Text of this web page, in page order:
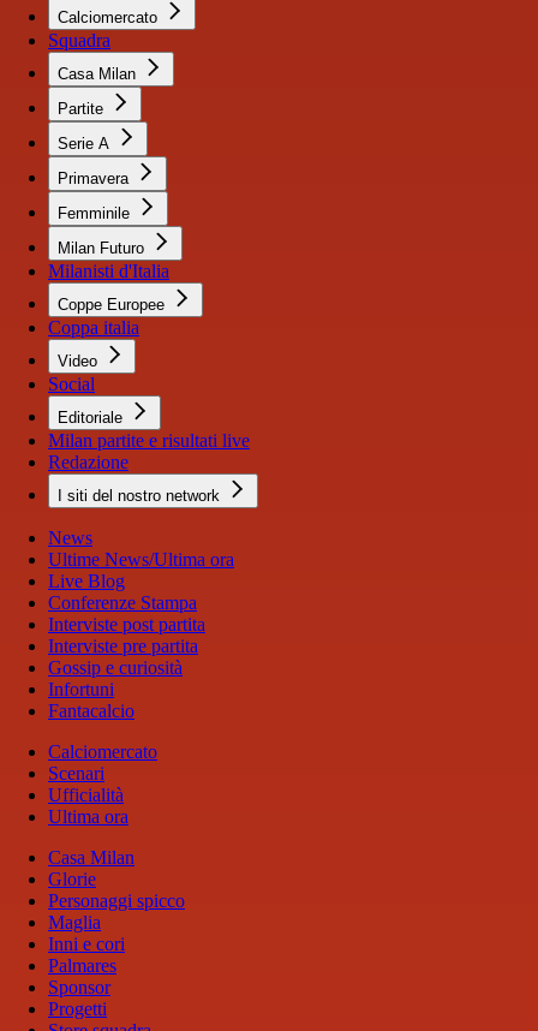
Calciomercato
Squadra
Casa Milan
Partite
Serie A
Primavera
Femminile
Milan Futuro
Milanisti d'Italia
Coppe Europee
Coppa italia
Video
Social
Editoriale
Milan partite e risultati live
Redazione
I siti del nostro network
News
Ultime News/Ultima ora
Live Blog
Conferenze Stampa
Interviste post partita
Interviste pre partita
Gossip e curiosità
Infortuni
Fantacalcio
Calciomercato
Scenari
Ufficialità
Ultima ora
Casa Milan
Glorie
Personaggi spicco
Maglia
Inni e cori
Palmares
Sponsor
Progetti